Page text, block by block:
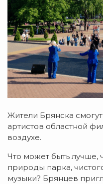
Жители Брянска
артистов областной
воздухе.
Что может быть лучше,
природы парка,
музыки? Брянцев